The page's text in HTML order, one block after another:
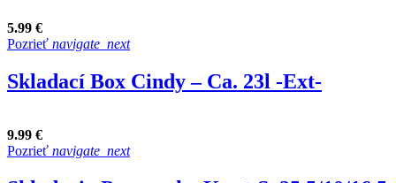
5.99 €
Pozrieť navigate_next
Skladací Box Cindy – Ca. 23l -Ext-
9.99 €
Pozrieť navigate_next